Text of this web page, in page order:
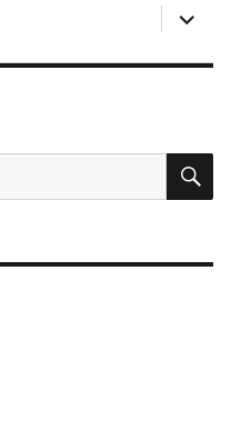
laienda